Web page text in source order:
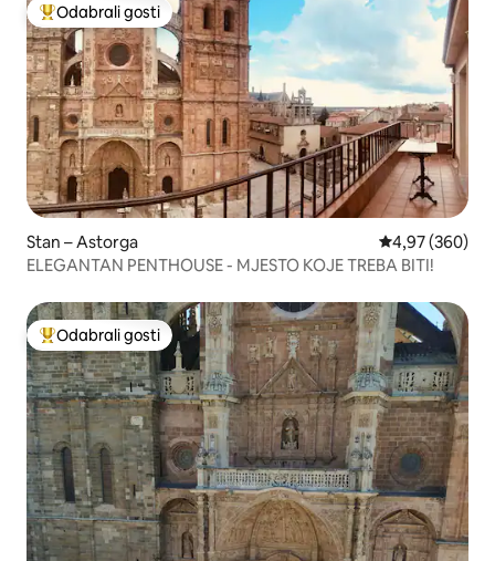
Među najviše rangiranima s oznakom „Odabrali gosti”
Odabrali gosti
Stan – Astorga Prosječna
4,97 (360)
ELEGANTAN PENTHOUSE - MJESTO KOJE TREBA BITI!
Među najviše rangiranima s oznakom „Odabrali gosti”
Odabrali gosti